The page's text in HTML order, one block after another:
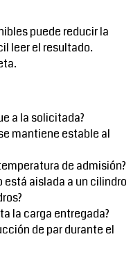
puede reducir la
leer el resultado.
a la solicitada?
mantiene estable al
de admisión?
está aislada a un cilindro
la carga entregada?
de par durante el